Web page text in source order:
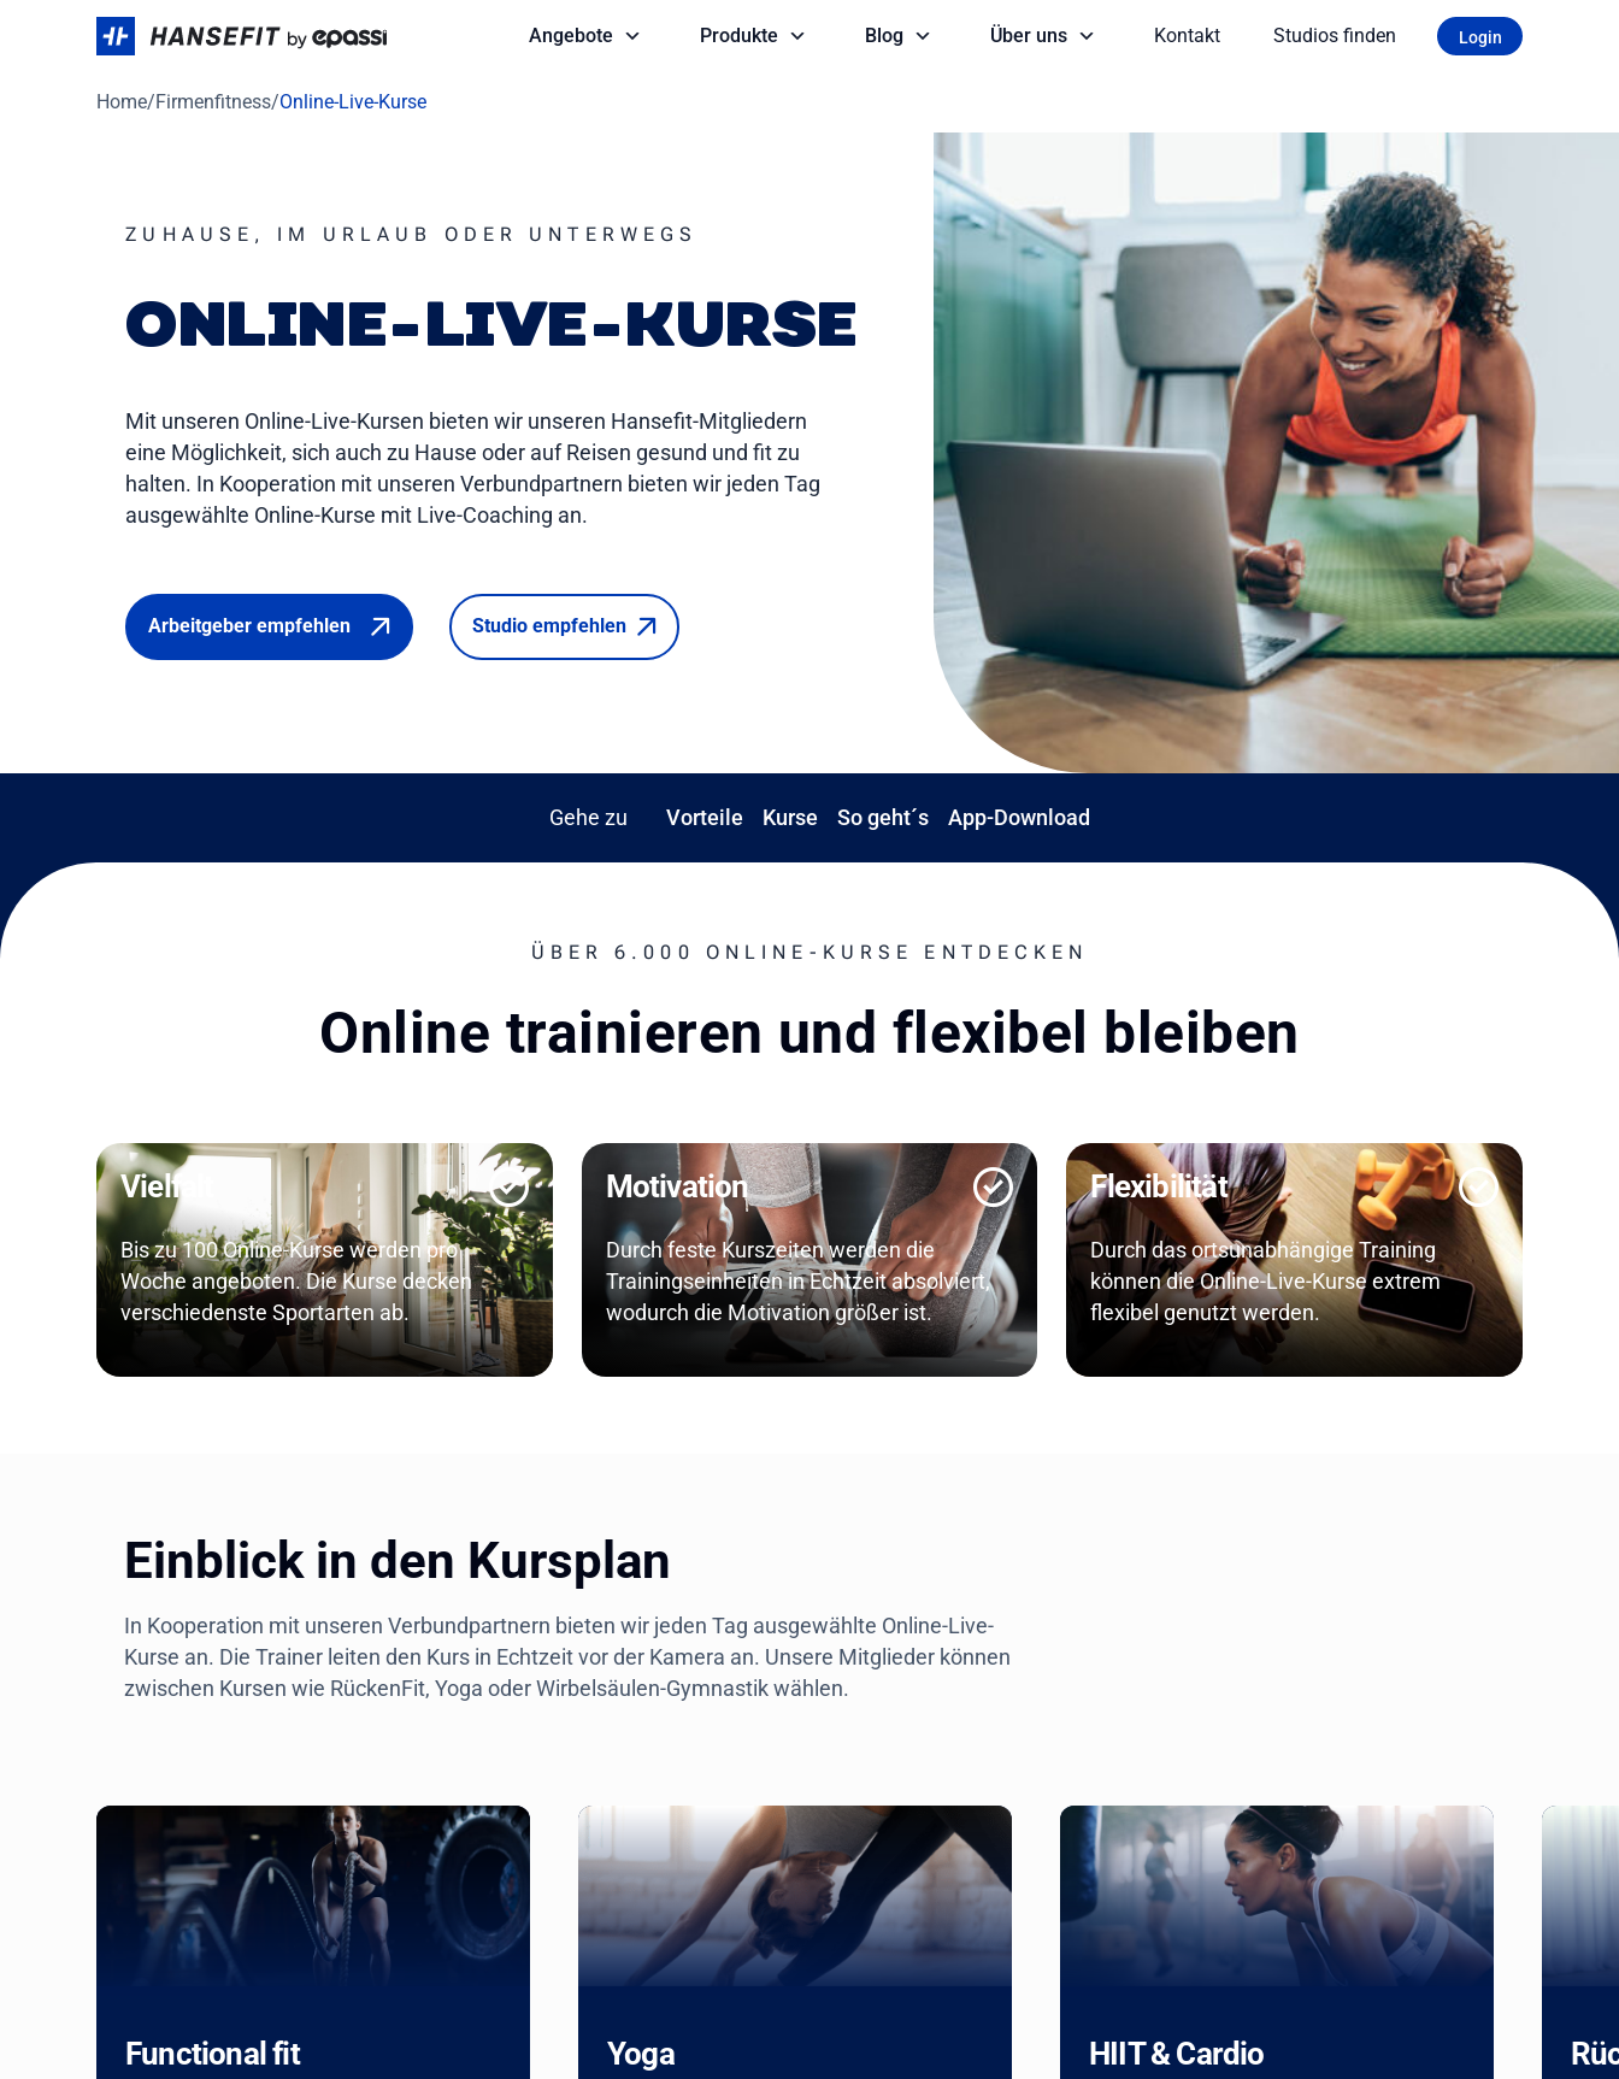
Angebote Produkte Blog Über uns Kontakt Studios finden Login
Home/Firmenfitness/Online-Live-Kurse
ZUHAUSE, IM URLAUB ODER UNTERWEGS
ONLINE-LIVE-KURSE
Mit unseren Online-Live-Kursen bieten wir unseren Hansefit-Mitgliedern
eine Möglichkeit, sich auch zu Hause oder auf Reisen gesund und fit zu
halten. In Kooperation mit unseren Verbundpartnern bieten wir jeden Tag
ausgewählte Online-Kurse mit Live-Coaching an.
Arbeitgeber empfehlen Studio empfehlen
Gehe zu Vorteile Kurse So geht´s App-Download
ÜBER 6.000 ONLINE-KURSE ENTDECKEN
Online trainieren und flexibel bleiben
Vielfalt
Bis zu 100 Online-Kurse werden pro
Woche angeboten. Die Kurse decken
verschiedenste Sportarten ab.
Motivation
Durch feste Kurszeiten werden die
Trainingseinheiten in Echtzeit absolviert,
wodurch die Motivation größer ist.
Flexibilität
Durch das ortsunabhängige Training
können die Online-Live-Kurse extrem
flexibel genutzt werden.
Einblick in den Kursplan
In Kooperation mit unseren Verbundpartnern bieten wir jeden Tag ausgewählte Online-Live-
Kurse an. Die Trainer leiten den Kurs in Echtzeit vor der Kamera an. Unsere Mitglieder können
zwischen Kursen wie RückenFit, Yoga oder Wirbelsäulen-Gymnastik wählen.
Functional fit Yoga HIIT & Cardio